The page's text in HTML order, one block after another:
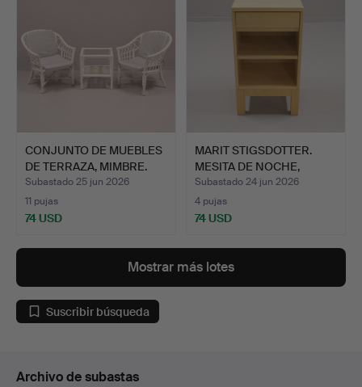
CONJUNTO DE MUEBLES
DE TERRAZA, MIMBRE.
Subastado 25 jun 2026
11 pujas
74 USD
MARIT STIGSDOTTER.
MESITA DE NOCHE,
"SEREN…
Subastado 24 jun 2026
4 pujas
74 USD
Mostrar más lotes
Suscribir búsqueda
Archivo de subastas